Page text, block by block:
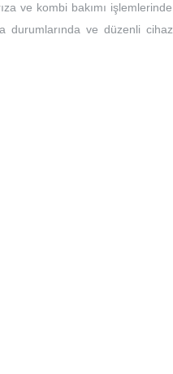
ve kombi bakımı işlemlerinde
durumlarında ve düzenli cihaz